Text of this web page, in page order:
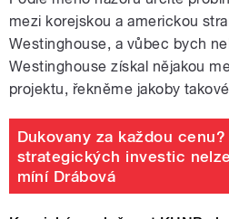
mezi korejskou a americkou
Westinghouse, a vůbec bych
Westinghouse získal nějakou
projektu, řekněme jakoby
Dukovany za každou
strategických investic
míní Drábová